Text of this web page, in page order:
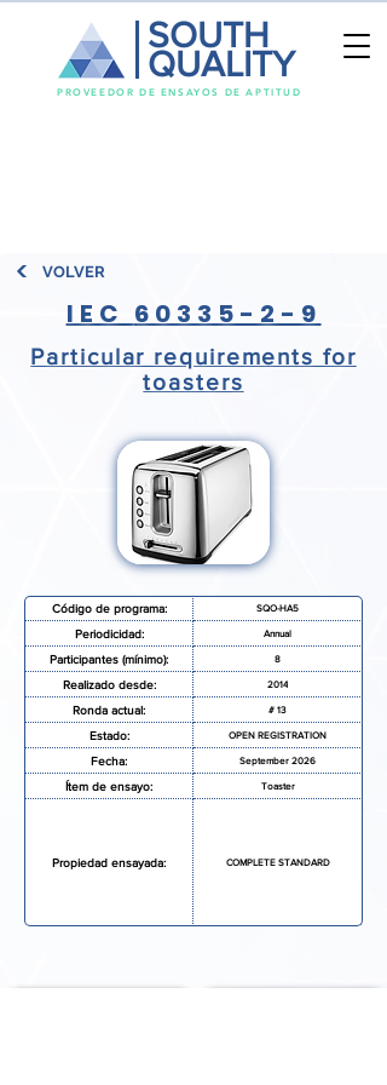
PROVEEDOR DE ENSAYOS DE APTITUD
SOUTH
QUALITY
VOLVER
IEC 60335-2-9
Particular requirements for
toasters
Código de programa: SQO-HA5
Periodicidad: Annual
Participantes (mínimo): 8
Realizado desde: 2014
Ronda actual: # 13
Estado: OPEN REGISTRATION
Fecha: September 2026
Ítem de ensayo: Toaster
Propiedad ensayada: COMPLETE STANDARD